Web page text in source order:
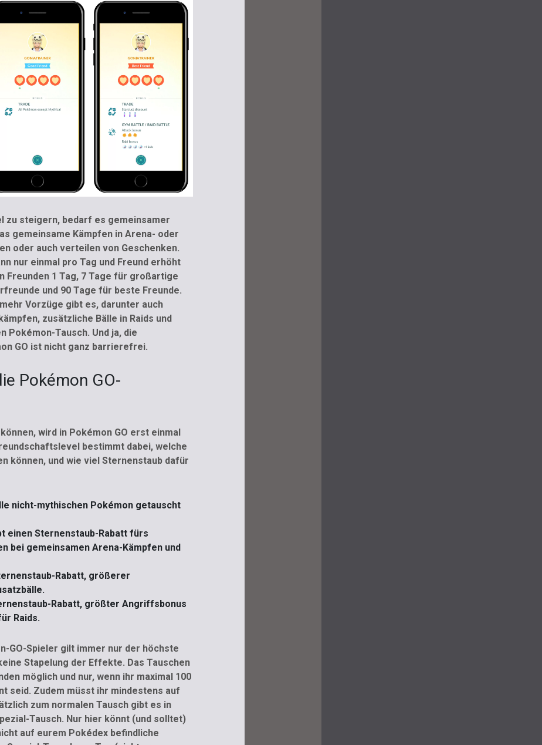
zu steigern, bedarf es gemeinsamer
gemeinsame Kämpfen in Arena- oder
oder auch verteilen von Geschenken.
nur einmal pro Tag und Freund erhöht
Freunden 1 Tag, 7 Tage für großartige
und 90 Tage für beste Freunde.
Vorzüge gibt es, darunter auch
zusätzliche Bälle in Raids und
Pokémon-Tausch. Und ja, die
GO ist nicht ganz barrierefrei.
Pokémon GO-
wird in Pokémon GO erst einmal
bestimmt dabei, welche
können, und wie viel Sternenstaub dafür
nicht-mythischen Pokémon getauscht
einen Sternenstaub-Rabatt fürs
bei gemeinsamen Arena-Kämpfen und
Rabatt, größerer
Rabatt, größter Angriffsbonus
Raids.
GO-Spieler gilt immer nur der höchste
Stapelung der Effekte. Das Tauschen
möglich und nur, wenn ihr maximal 100
seid. Zudem müsst ihr mindestens auf
zum normalen Tausch gibt es in
Tausch. Nur hier könnt (und solltet)
auf eurem Pokédex befindliche